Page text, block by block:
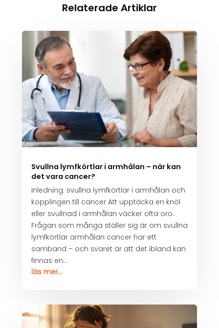
Relaterade Artiklar
Svullna lymfkörtlar i armhålan – när kan
det vara cancer?
Inledning: svullna lymfkörtlar i armhålan och
kopplingen till cancer Att upptäcka en knöl
eller svullnad i armhålan väcker ofta oro.
Frågan som många ställer sig är om svullna
lymfkörtlar armhålan cancer har ett
samband – och svaret är att det ibland kan
finnas en...
läs mer...